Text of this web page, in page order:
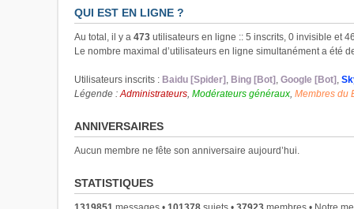
QUI EST EN LIGNE ?
Au total, il y a 473 utilisateurs en ligne :: 5 inscrits, 0 invisible et
Le nombre maximal d’utilisateurs en ligne simultanément a été
Utilisateurs inscrits : Baidu [Spider] , Bing [Bot] , Google [Bot] ,
Légende :Administrateurs, Modérateurs généraux, Membres du
ANNIVERSAIRES
Aucun membre ne fête son anniversaire aujourd’hui.
STATISTIQUES